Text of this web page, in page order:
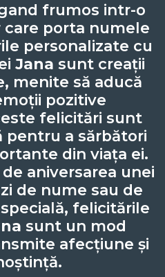
frumos intr-o
porta numele
personalizate cu
Jana sunt creații
menite să aducă
pozitive
felicitări sunt
pentru a sărbători
din viața ei.
aniversarea unei
de nume sau de
felicitările
sunt un mod
afecțiune și